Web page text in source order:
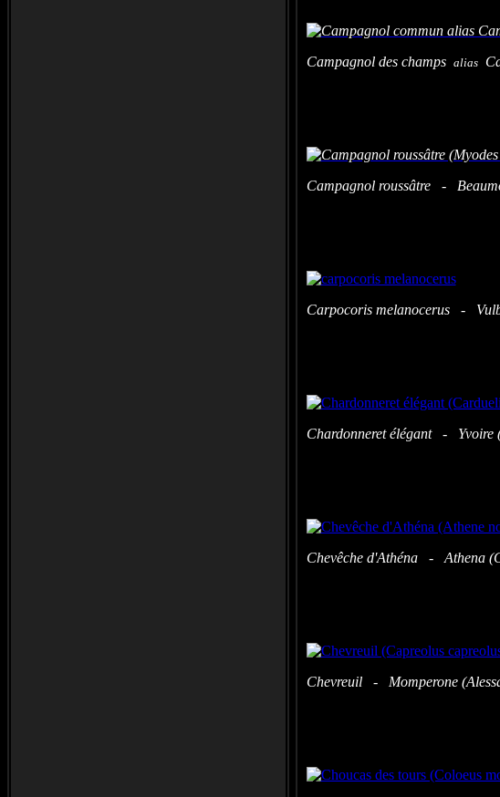
Campagnol des champs alias
Campagnol roussâtre -
Carpocoris melanocerus -
Chardonneret élégant - Yvoire
Chevêche d'Athéna - Athena
Chevreuil - Momperone